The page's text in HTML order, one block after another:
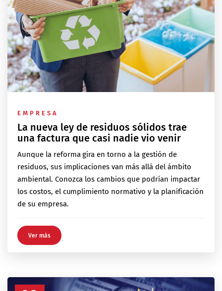
EMPRESA
La nueva ley de residuos sólidos trae
una factura que casi nadie vio venir
Aunque la reforma gira en torno a la gestión de
residuos, sus implicaciones van más allá del ámbito
ambiental. Conozca los cambios que podrían impactar
los costos, el cumplimiento normativo y la planificación
de su empresa.
Ver más